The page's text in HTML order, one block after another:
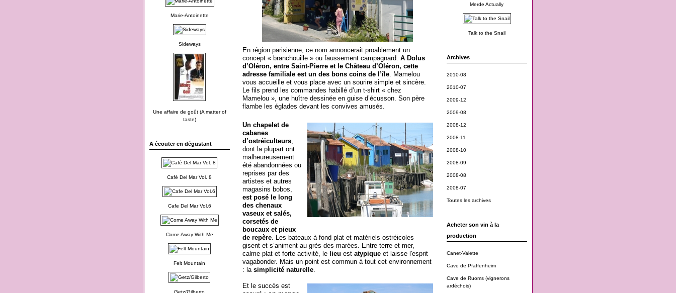
Marie-Antoinette
Sideways
Une affaire de goût (A matter of
taste)
A écouter en dégustant
Café Del Mar Vol. 8
Cafe Del Mar Vol.6
Come Away With Me
Felt Mountain
Merde Actually
Talk to the Snail
Archives
2010-08
2010-07
2009-12
2009-08
2008-12
2008-11
2008-10
2008-09
2008-08
2008-07
Toutes les archives
Acheter son vin à la
production
Canet-Valette
Cave de Pfaffenheim
Cave de Ruoms (vignerons
ardéchois)
En région parisienne, ce nom annoncerait proablement un
concept « branchouille » ou faussement campagnard. A Dolus
d’Oléron, entre Saint-Pierre et le Château d’Oléron, cette
adresse familiale est un des bons coins de l’île. Mamelou
vous accueille et vous place avec un sourire simple et sincère.
Le fils prend les commandes habillé d’un t-shirt « chez
Mamelou », une huître dessinée en guise d’écusson. Son père
flambe les églades devant les convives amusés.
Un chapelet de
cabanes
d’ostréiculteurs,
dont la plupart ont
malheureusement
été abandonnées ou
reprises par des
artistes et autres
magasins bobos,
est posé le long
des chenaux
vaseux et salés,
corsetés de
boucaux et pieux
de repère. Les bateaux à fond plat et matériels ostréicoles
gisent et s’animent au grès des marées. Entre terre et mer,
calme plat et forte activité, le lieu est atypiqueet laisse l'esprit
vagabonder. Mais un point est commun à tout cet environnement
: la simplicité naturelle.
Et le succès est